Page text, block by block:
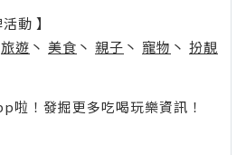
動 】
旅遊 丶 美食 丶 親子 丶 寵物 丶 扮靚
！發掘更多吃喝玩樂資訊！